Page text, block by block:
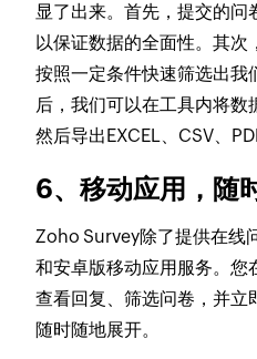
显了出来。首先，提交的问
以保证数据的全面性。其次
按照一定条件快速筛选出我
后，我们可以在工具内将数
然后导出EXCEL、CSV、
6、移动应用，随
Zoho Survey除了提供在线
和安卓版移动应用服务。您
查看回复、筛选问卷，并立
随时随地展开。